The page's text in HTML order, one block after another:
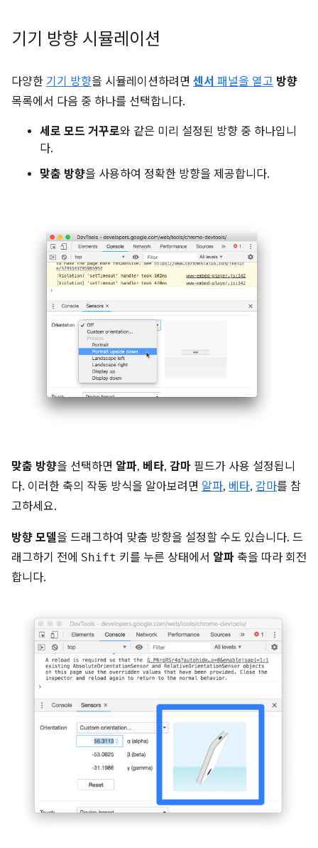
기기 방향 시뮬레이션
다양한 기기 방향을 시뮬레이션하려면 센서 패널을 열고 방향
목록에서 다음 중 하나를 선택합니다.
세로 모드 거꾸로와 같은 미리 설정된 방향 중 하나입니
다.
맞춤 방향을 사용하여 정확한 방향을 제공합니다.
맞춤 방향을 선택하면 알파, 베타, 감마 필드가 사용 설정됩니
다. 이러한 축의 작동 방식을 알아보려면 알파, 베타, 감마를 참
고하세요.
방향 모델을 드래그하여 맞춤 방향을 설정할 수도 있습니다. 드
래그하기 전에 Shift 키를 누른 상태에서 알파 축을 따라 회전
합니다.